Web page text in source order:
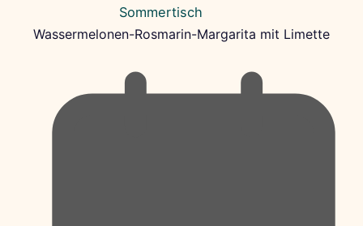
Wassermelonen-Rosmarin-Margarita mit Limette